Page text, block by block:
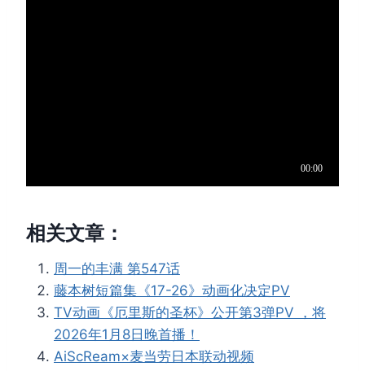
相关文章：
周一的丰满 第547话
藤本树短篇集《17-26》动画化决定PV
TV动画《厄里斯的圣杯》公开第3弹PV ，将
2026年1月8日晚首播！
AiScReam×麦当劳日本联动视频